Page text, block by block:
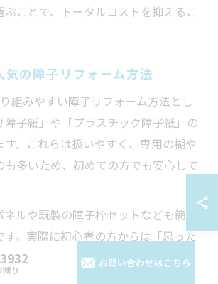
ことで、トータルコストを抑えるこ
の障子リフォーム方法
組みやすい障子リフォーム方法とし
障子紙」や「プラスチック障子紙」の
。これらは扱いやすく、専用の糊や
も多いため、初めての方でも安心して
ルや既製の障子枠セットなども簡単
す。実際に初心者の方からは「思った
上がった」「家族で楽しく作業でき
が寄せられています。特に小さなお子
り
お問い合わせはこちら